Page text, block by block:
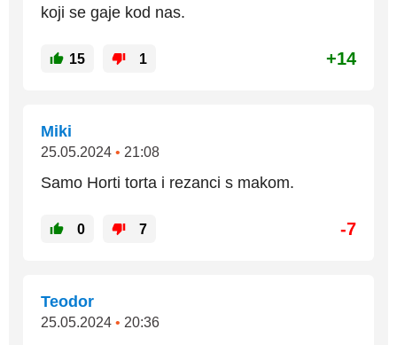
koji se gaje kod nas.
15 1 +14
Miki
25.05.2024 • 21:08
Samo Horti torta i rezanci s makom.
0 7 -7
Teodor
25.05.2024 • 20:36